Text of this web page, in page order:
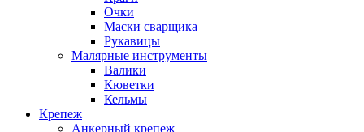
Очки
Маски сварщика
Рукавицы
Малярные инструменты
Валики
Кюветки
Кельмы
Крепеж
Анкерный крепеж